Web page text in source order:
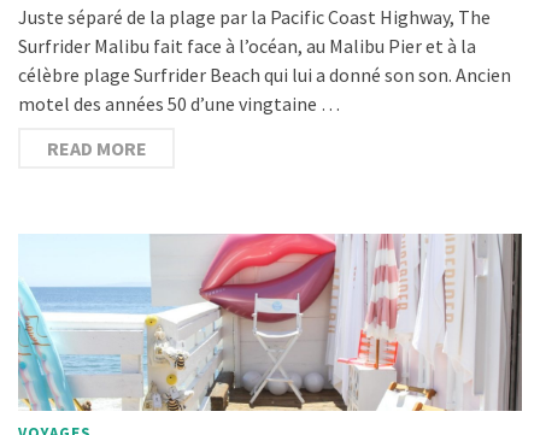
Juste séparé de la plage par la Pacific Coast Highway, The
Surfrider Malibu fait face à l’océan, au Malibu Pier et à la
célèbre plage Surfrider Beach qui lui a donné son son. Ancien
motel des années 50 d’une vingtaine …
READ MORE